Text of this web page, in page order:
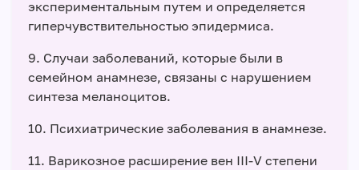
экспериментальным путем и определяется
гиперчувствительностью эпидермиса.
9. Случаи заболеваний, которые были в
семейном анамнезе, связаны с нарушением
синтеза меланоцитов.
10. Психиатрические заболевания в анамнезе.
11. Варикозное расширение вен ІІІ-V степени